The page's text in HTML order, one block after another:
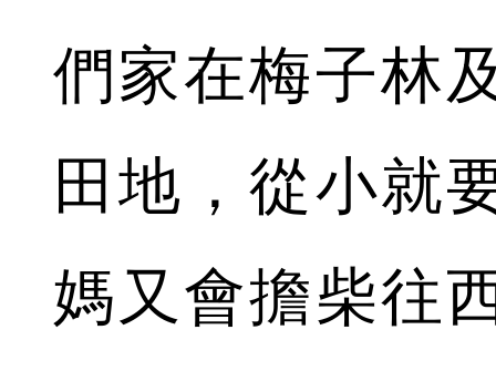
們家在梅子林
田地，從小就
媽又會擔柴往